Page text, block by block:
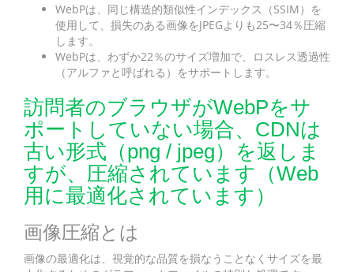
WebPは、同じ構造的類似性インデックス（SSIM）を
使用して、損失のある画像をJPEGよりも25〜34％圧縮
します。
WebPは、わずか22％のサイズ増加で、ロスレス透過性
（アルファと呼ばれる）をサポートします。
訪問者のブラウザがWebPをサ
ポートしていない場合、CDNは
古い形式（png / jpeg）を返しま
すが、圧縮されています（Web
用に最適化されています）
画像圧縮とは
画像の最適化は、視覚的な品質を損なうことなくサイズを最